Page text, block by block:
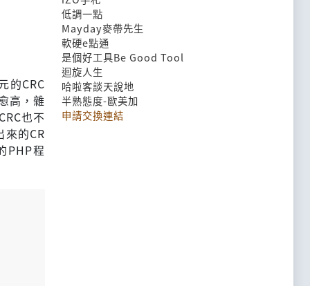
的CRC
高，雜
也不
的CR
PHP程
低調一點
Mayday麥帶先生
軟硬e點通
是個好工具Be Good Tool
迴旋人生
哈啦客談天說地
半熟態度-歐美加
申請交換連結